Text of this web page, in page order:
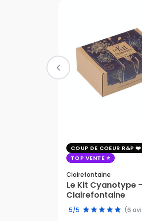
COUP DE COEUR R&P
TOP VENTE
Clairefontaine
Le Kit Cyanotype -
Clairefontaine
5/5 (6